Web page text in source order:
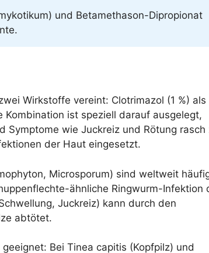
und Betamethason-Dipropionat
Wirkstoffe vereint: Clotrimazol (1 %) als
ist speziell darauf ausgelegt,
wie Juckreiz und Rötung rasch
der Haut eingesetzt.
Microsporum) sind weltweit
ähnliche Ringwurm-Infektion
Juckreiz) kann durch den
abtötet.
Bei Tinea capitis (Kopfpilz) und